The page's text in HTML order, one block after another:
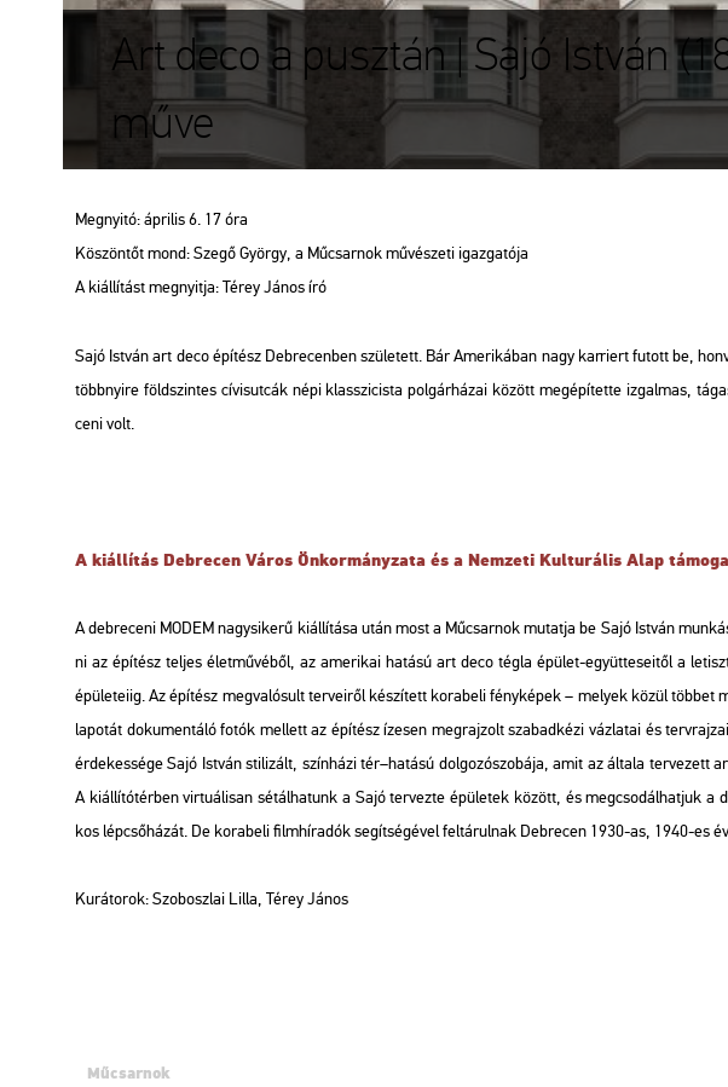
Art deco a pusztán | Sajó István
műve
Meg­nyi­tó: áp­ri­lis 6. 17 óra
Kö­szön­tőt mond: Szegő György, a Mű­csar­nok mű­vé­sze­ti igaz­ga­tó­ja
A ki­ál­lí­tást meg­nyit­ja: Térey János író
Sajó Ist­ván art deco épí­tész Deb­re­cen­ben szü­le­tett. Bár Ame­ri­ká­ban nagy kar­ri­ert fu­tott be,
több­nyi­re föld­szin­tes cí­vis­ut­cák népi klasszi­cis­ta pol­gár­há­zai kö­zött meg­épí­tet­te iz­gal­mas,
ce­ni volt.
A ki­ál­lí­tás Deb­re­cen Város Ön­kor­mány­za­ta és a Nem­ze­ti Kul­tu­rá­lis Alap
A deb­re­ce­ni MODEM nagy­si­ke­rű ki­ál­lí­tá­sa után most a Mű­csar­nok mu­tat­ja be Sajó Ist­ván
ni az épí­tész tel­jes élet­mű­vé­ből, az ame­ri­kai ha­tá­sú art deco tégla épü­let-együt­te­se­i­től a
épü­le­te­i­ig. Az épí­tész meg­va­ló­sult ter­ve­i­ről ké­szí­tett ko­ra­be­li fény­ké­pek – me­lyek közül töb­bet
la­po­tát do­ku­men­tá­ló fotók mel­lett az épí­tész íze­sen meg­raj­zolt sza­bad­ké­zi váz­la­tai és
ér­de­kes­sé­ge Sajó Ist­ván sti­li­zált, szín­há­zi tér–ha­tá­sú dol­go­zó­szo­bá­ja, amit az ál­ta­la ter­ve­zett
A ki­ál­lí­tó­tér­ben vir­tu­á­li­san sé­tál­ha­tunk a Sajó ter­vez­te épü­le­tek kö­zött, és meg­cso­dál­hat­juk
kos lép­cső­há­zát. De ko­ra­be­li film­hír­adók se­gít­sé­gé­vel fel­tá­rul­nak Deb­re­cen 1930-as, 1940-es
Ku­rá­to­rok: Szo­bosz­lai Lilla, Térey János
Műcsarnok